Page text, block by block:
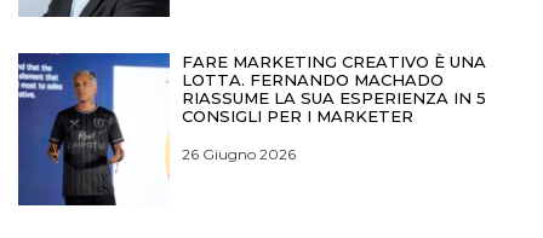
FARE MARKETING CREATIVO È UNA
LOTTA. FERNANDO MACHADO
RIASSUME LA SUA ESPERIENZA IN 5
CONSIGLI PER I MARKETER
26 Giugno 2026